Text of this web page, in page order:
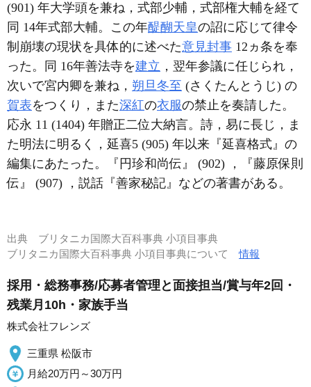
(901) 年大学頭を兼ね，式部少輔，式部権大輔を経て
同 14年式部大輔。この年醍醐天皇の詔に応じて律令
制崩壊の現状を具体的に述べた意見封事 12ヵ条を奉
った。同 16年善法寺を建立 ，翌年参議に任じられ，
次いで宮内卿を兼ね， 朔旦冬至 (さくたんとうじ) の
賀表をつくり，また深紅の衣服の禁止を奏請した。
応永 11 (1404) 年贈正二位大納言。詩，易に長じ，ま
た明法に明るく，延喜5 (905) 年以来『延喜格式』の
編集にあたった。『円珍和尚伝』 (902) ，『藤原保則
伝』 (907) ，説話『善家秘記』などの著書がある。
出典 ブリタニカ国際大百科事典 小項目事典
ブリタニカ国際大百科事典 小項目事典について情報
採用・総務事務/応募者管理と面接担当/賞与年2回・
残業月10h・家族手当
株式会社フレンズ
三重県 松阪市
月給20万円～30万円